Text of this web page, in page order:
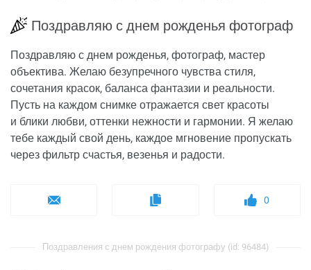
Поздравляю с днем рожденья фотограф
Поздравляю с днем рожденья, фотограф, мастер
объектива. Желаю безупречного чувства стиля,
сочетания красок, баланса фантазии и реальности.
Пусть на каждом снимке отражается свет красоты
и блики любви, оттенки нежности и гармонии. Я желаю
тебе каждый свой день, каждое мгновение пропускать
через фильтр счастья, везенья и радости.
0
Поздравления с днем рождения фотографу (id: 96484)